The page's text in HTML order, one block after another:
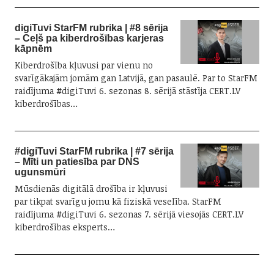
digiTuvi StarFM rubrika | #8 sērija
– Ceļš pa kiberdrošības karjeras
kāpnēm
Kiberdrošība kļuvusi par vienu no
svarīgākajām jomām gan Latvijā, gan pasaulē. Par to StarFM
raidījuma #digiTuvi 6. sezonas 8. sērijā stāstīja CERT.LV
kiberdrošības…
#digiTuvi StarFM rubrika | #7 sērija
– Mīti un patiesība par DNS
ugunsmūri
Mūsdienās digitālā drošība ir kļuvusi
par tikpat svarīgu jomu kā fiziskā veselība. StarFM
raidījuma #digiTuvi 6. sezonas 7. sērijā viesojās CERT.LV
kiberdrošības eksperts…